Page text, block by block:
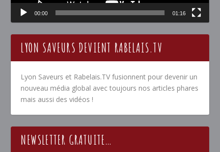
00:00 01:16
LYON SAVEURS DEVIENT RABELAIS.TV
Lyon Saveurs et Rabelais.TV fusionnent pour devenir un
nouveau média global avec toujours nos articles phares
mais aussi des vidéos !
NEWSLETTER GRATUITE…